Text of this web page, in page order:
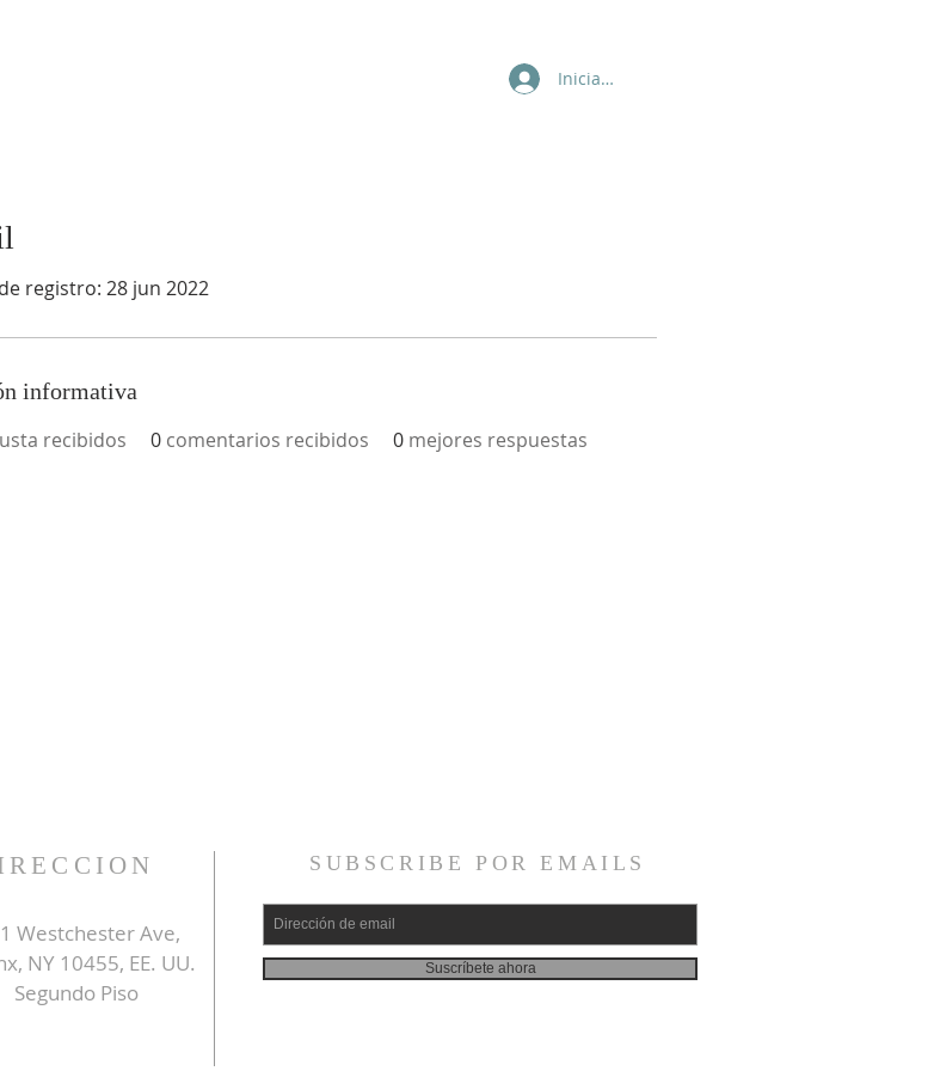
Iniciar sesión
registro: 28 jun 2022
informativa
recibidos 0 comentarios recibidos 0 mejores respuestas
Westchester Ave,
NY 10455, EE. UU.
Segundo Piso
SUBSCRIBE POR EMAILS
Suscríbete ahora